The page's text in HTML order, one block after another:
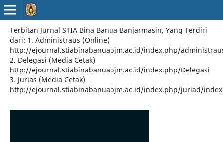
Terbitan Jurnal STIA Bina Banua Banjarmasin, Yang Terdiri
dari: 1. Administraus (Online)
http://ejournal.stiabinabanuabjm.ac.id/index.php/
2. Delegasi (Media Cetak)
http://ejournal.stiabinabanuabjm.ac.id/index.php/Delegasi
3. Jurias (Media Cetak)
http://ejournal.stiabinabanuabjm.ac.id/index.php/juriad/index